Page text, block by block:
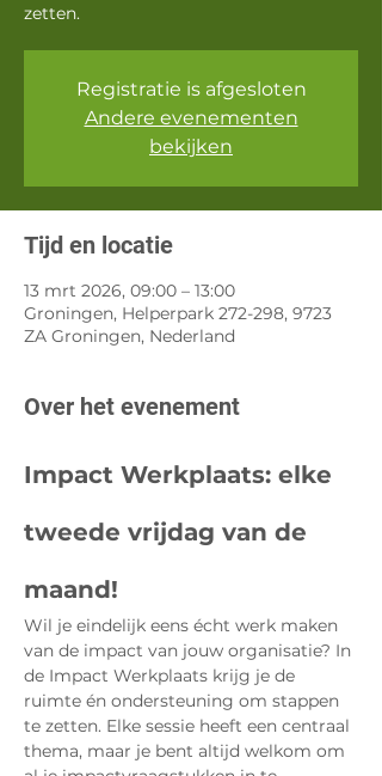
zetten.
Registratie is afgesloten
Andere evenementen
bekijken
Tijd en locatie
13 mrt 2026, 09:00 – 13:00
Groningen, Helperpark 272-298, 9723
ZA Groningen, Nederland
Over het evenement
Impact Werkplaats: elke
tweede vrijdag van de
maand!
Wil je eindelijk eens écht werk maken
van de impact van jouw organisatie? In
de Impact Werkplaats krijg je de
ruimte én ondersteuning om stappen
te zetten. Elke sessie heeft een centraal
thema, maar je bent altijd welkom om